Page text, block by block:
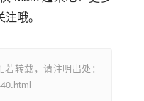
哦。
转载，请注明出处：